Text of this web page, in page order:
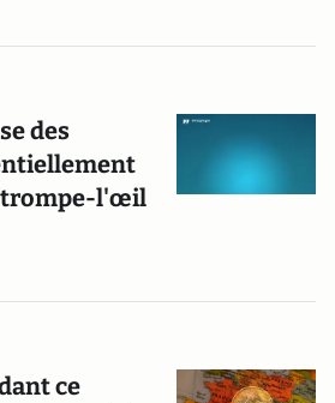
des
trompe-l'œil
ce